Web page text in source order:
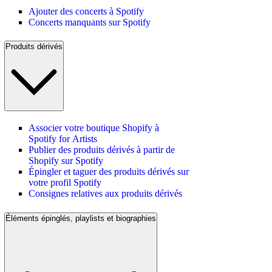
Ajouter des concerts à Spotify
Concerts manquants sur Spotify
Produits dérivés
Associer votre boutique Shopify à
Spotify for Artists
Publier des produits dérivés à partir de
Shopify sur Spotify
Épingler et taguer des produits dérivés sur
votre profil Spotify
Consignes relatives aux produits dérivés
Éléments épinglés, playlists et biographies